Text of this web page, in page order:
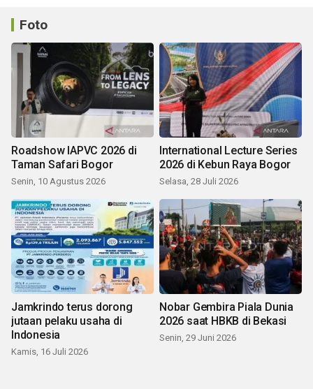
Foto
Roadshow IAPVC 2026 di
Taman Safari Bogor
Senin, 10 Agustus 2026
International Lecture Series
2026 di Kebun Raya Bogor
Selasa, 28 Juli 2026
Jamkrindo terus dorong
jutaan pelaku usaha di
Indonesia
Kamis, 16 Juli 2026
Nobar Gembira Piala Dunia
2026 saat HBKB di Bekasi
Senin, 29 Juni 2026